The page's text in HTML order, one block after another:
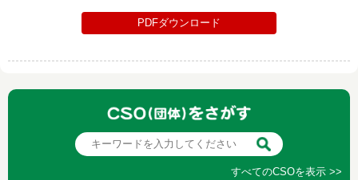
PDFダウンロード
すべてのCSOを表示 >>